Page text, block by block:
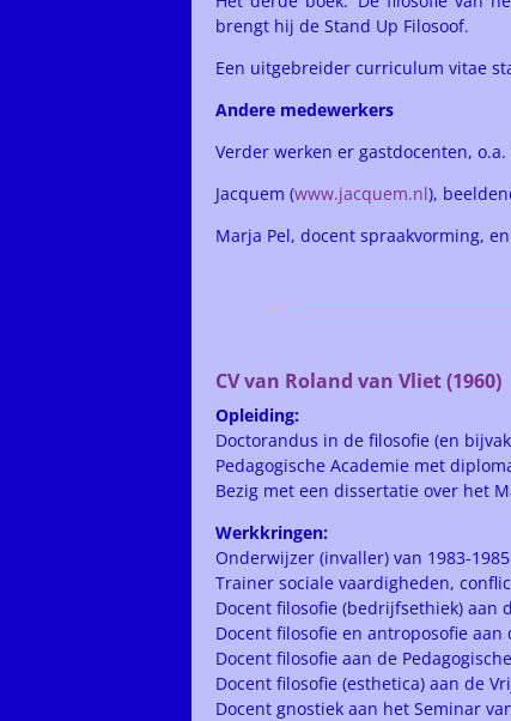
brengt hij de Stand Up Filosoof.
Een uitgebreider curriculum vitae
Andere medewerkers
Verder werken er gastdocenten,
Jacquem (www.jacquem.nl),
Marja Pel, docent spraakvorming,
CV van Roland van Vliet (1960)
Opleiding:
Doctorandus in de filosofie (en
Pedagogische Academie met
Bezig met een dissertatie over het
Werkkringen:
Onderwijzer (invaller) van 1983-
Trainer sociale vaardigheden,
Docent filosofie (bedrijfsethiek) aan
Docent filosofie en antroposofie aan
Docent filosofie aan de
Docent filosofie (esthetica) aan de
Docent gnostiek aan het Seminar